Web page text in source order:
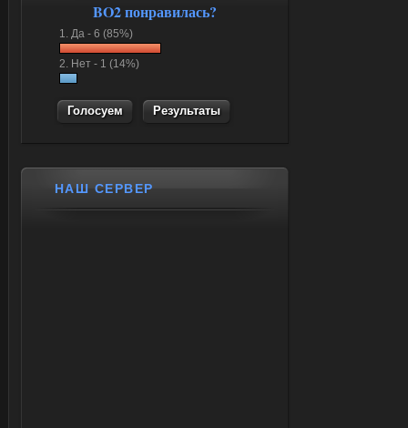
BO2 понравилась?
1. Да - 6 (85%)
2. Нет - 1 (14%)
Результаты
НАШ СЕРВЕР